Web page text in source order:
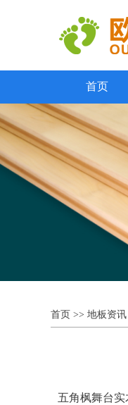
首页
首页 >> 地板资讯
五角枫舞台